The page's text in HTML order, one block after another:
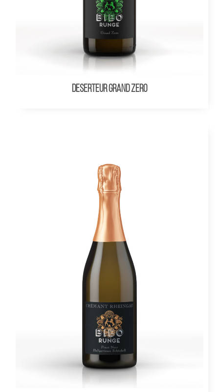
DESERTEUR Grand Zero